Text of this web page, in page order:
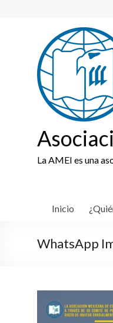
La AMEI es una
Inicio
WhatsApp